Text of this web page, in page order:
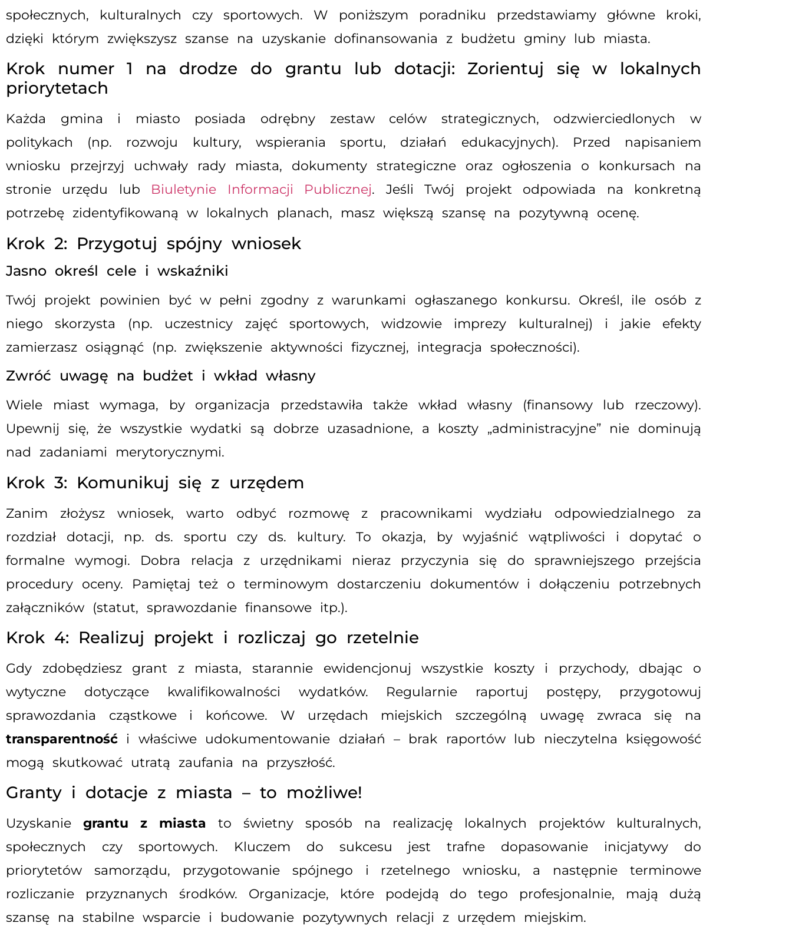
społecznych, kulturalnych czy sportowych. W poniższym poradniku przedstawiamy główne kroki,
dzięki którym zwiększysz szanse na uzyskanie dofinansowania z budżetu gminy lub miasta.
Krok numer 1 na drodze do grantu lub dotacji: Zorientuj się w lokalnych
priorytetach
Każda gmina i miasto posiada odrębny zestaw celów strategicznych, odzwierciedlonych w
politykach (np. rozwoju kultury, wspierania sportu, działań edukacyjnych). Przed napisaniem
wniosku przejrzyj uchwały rady miasta, dokumenty strategiczne oraz ogłoszenia o konkursach na
stronie urzędu lub Biuletynie Informacji Publicznej. Jeśli Twój projekt odpowiada na konkretną
potrzebę zidentyfikowaną w lokalnych planach, masz większą szansę na pozytywną ocenę.
Krok 2: Przygotuj spójny wniosek
Jasno określ cele i wskaźniki
Twój projekt powinien być w pełni zgodny z warunkami ogłaszanego konkursu. Określ, ile osób z
niego skorzysta (np. uczestnicy zajęć sportowych, widzowie imprezy kulturalnej) i jakie efekty
zamierzasz osiągnąć (np. zwiększenie aktywności fizycznej, integracja społeczności).
Zwróć uwagę na budżet i wkład własny
Wiele miast wymaga, by organizacja przedstawiła także wkład własny (finansowy lub rzeczowy).
Upewnij się, że wszystkie wydatki są dobrze uzasadnione, a koszty „administracyjne” nie dominują
nad zadaniami merytorycznymi.
Krok 3: Komunikuj się z urzędem
Zanim złożysz wniosek, warto odbyć rozmowę z pracownikami wydziału odpowiedzialnego za
rozdział dotacji, np. ds. sportu czy ds. kultury. To okazja, by wyjaśnić wątpliwości i dopytać o
formalne wymogi. Dobra relacja z urzędnikami nieraz przyczynia się do sprawniejszego przejścia
procedury oceny. Pamiętaj też o terminowym dostarczeniu dokumentów i dołączeniu potrzebnych
załączników (statut, sprawozdanie finansowe itp.).
Krok 4: Realizuj projekt i rozliczaj go rzetelnie
Gdy zdobędziesz grant z miasta, starannie ewidencjonuj wszystkie koszty i przychody, dbając o
wytyczne dotyczące kwalifikowalności wydatków. Regularnie raportuj postępy, przygotowuj
sprawozdania cząstkowe i końcowe. W urzędach miejskich szczególną uwagę zwraca się na
transparentność i właściwe udokumentowanie działań – brak raportów lub nieczytelna księgowość
mogą skutkować utratą zaufania na przyszłość.
Granty i dotacje z miasta – to możliwe!
Uzyskanie grantu z miasta to świetny sposób na realizację lokalnych projektów kulturalnych,
społecznych czy sportowych. Kluczem do sukcesu jest trafne dopasowanie inicjatywy do
priorytetów samorządu, przygotowanie spójnego i rzetelnego wniosku, a następnie terminowe
rozliczanie przyznanych środków. Organizacje, które podejdą do tego profesjonalnie, mają dużą
szansę na stabilne wsparcie i budowanie pozytywnych relacji z urzędem miejskim.